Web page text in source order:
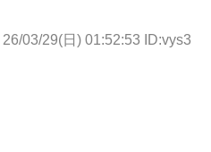
26/03/29(日) 01:52:53 ID:vys3